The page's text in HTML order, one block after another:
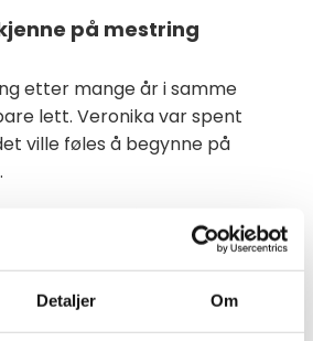
Detaljer Om
på mestring
etter mange år i samme
lett. Veronika var spent
ville føles å begynne på
lenge, er det
på noe du ikke kan.
lang tid før jeg kjente at
meg. Jeg trives, jeg